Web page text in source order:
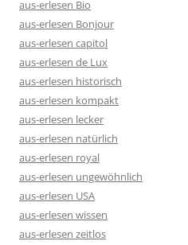
aus-erlesen Bio
aus-erlesen Bonjour
aus-erlesen capitol
aus-erlesen de Lux
aus-erlesen historisch
aus-erlesen kompakt
aus-erlesen lecker
aus-erlesen natürlich
aus-erlesen royal
aus-erlesen ungewöhnlich
aus-erlesen USA
aus-erlesen wissen
aus-erlesen zeitlos